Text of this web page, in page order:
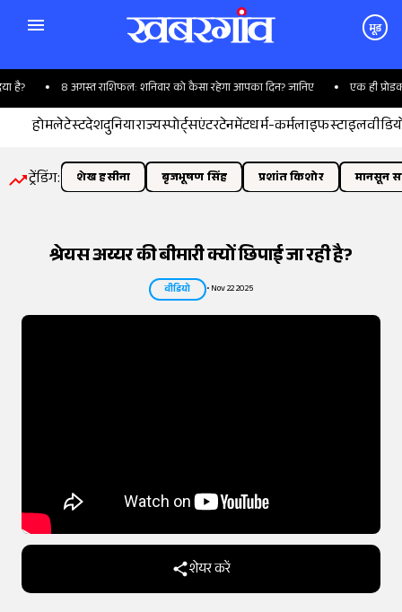
मूड
राशिफल: शनिवार को कैसा रहेगा आपका दिन? जानिए एक ही प्रोडक्ट के कई ऑप्शन,
होमलेटेस्टदेशदुनियाराज्यस्पोर्ट्सएंटरटेनमेंटधर्म-कर्मलाइफस्टाइल
ट्रेंडिंग: शेख हसीना बृजभूषण सिंह प्रशांत किशोर मानसून
श्रेयस अय्यर की बीमारी क्यों छिपाई जा रही है?
वीडियो •Nov 22 2025
शेयर करें